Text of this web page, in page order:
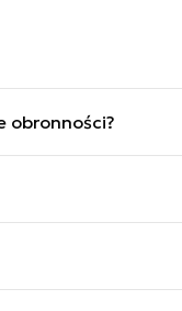
obronności?
redaktor